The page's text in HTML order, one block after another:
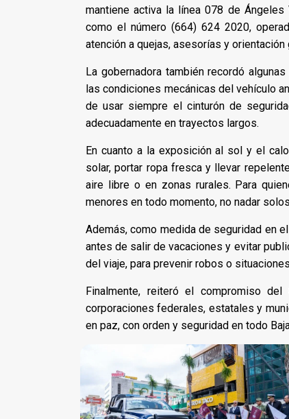
mantiene activa la línea 078 de
como el número (664) 624 2020,
atención a quejas, asesorías y orientación
La gobernadora también recordó
las condiciones mecánicas del vehículo
de usar siempre el cinturón de
adecuadamente en trayectos largos.
En cuanto a la exposición al sol y el
solar, portar ropa fresca y llevar
aire libre o en zonas rurales. Para
menores en todo momento, no nadar
Además, como medida de seguridad en
antes de salir de vacaciones y evitar
del viaje, para prevenir robos o
Finalmente, reiteró el compromiso
corporaciones federales, estatales y
en paz, con orden y seguridad en todo